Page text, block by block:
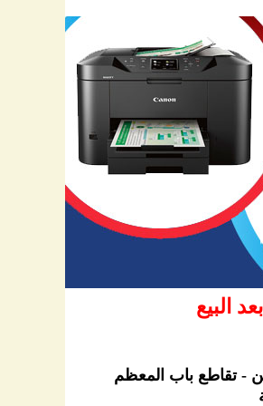
- تقاطع باب المعظم